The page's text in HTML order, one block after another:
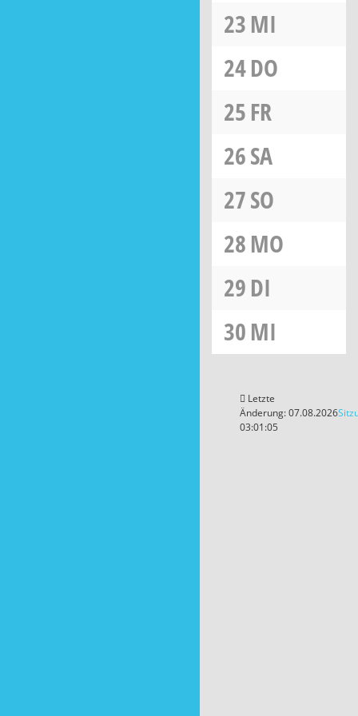
23MI
24DO
25FR
26SA
27SO
28MO
29DI
30MI
Letzte
Änderung: 07.08.2026
03:01:05